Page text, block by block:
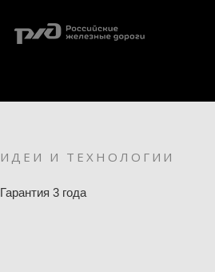
ИДЕИ И ТЕХНОЛОГИИ
Гарантия 3 года